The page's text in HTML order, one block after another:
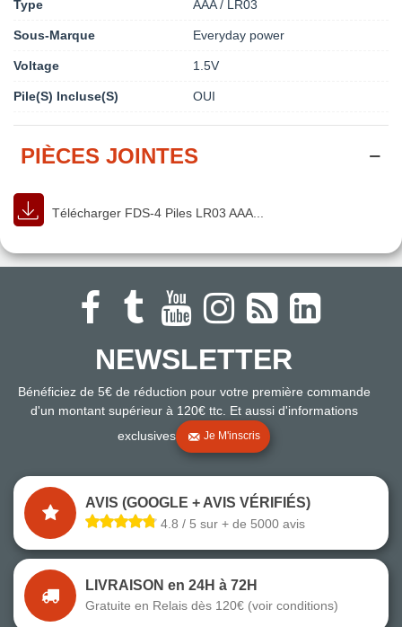
Type AAA / LR03
Sous-Marque Everyday power
Voltage 1.5V
Pile(s) Incluse(s) OUI
PIÈCES JOINTES
Télécharger FDS-4 Piles LR03 AAA...
NEWSLETTER
Bénéficiez de 5€ de réduction pour votre première commande
d'un montant supérieur à 120€ ttc. Et aussi d'informations
exclusives
Je M'inscris
AVIS (GOOGLE + AVIS VÉRIFIÉS)
4.8 / 5 sur + de 5000 avis
LIVRAISON en 24H à 72H
Gratuite en Relais dès 120€ (voir conditions)